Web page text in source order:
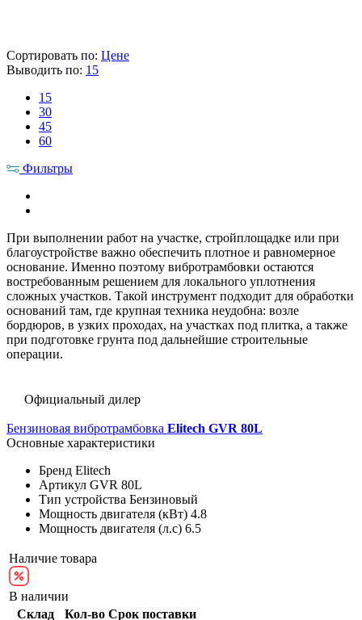
Сортировать по: Цене
Выводить по: 15
15
30
45
60
Фильтры
При выполнении работ на участке, стройплощадке или при
благоустройстве важно обеспечить плотное и равномерное
основание. Именно поэтому вибротрамбовки остаются
востребованным решением для локального уплотнения
сложных участков. Такой инструмент подходит для обработки
оснований там, где крупная техника неудобна: возле
бордюров, в узких проходах, на участках под плитка, а также
при подготовке грунта под дальнейшие строительные
операции.
Официальный дилер
Бензиновая вибротрамбовка Elitech GVR 80L
Основные характеристики
Бренд Elitech
Артикул GVR 80L
Тип устройства Бензиновый
Мощность двигателя (кВт) 4.8
Мощность двигателя (л.с) 6.5
Наличие товара
В наличии
Склад
Кол-во Срок поставки